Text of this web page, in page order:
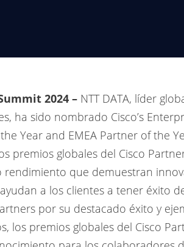
2024 –NTT DATA, líder
ha sido nombrado Cisco’s
Year and EMEA Partner of the
premios globales del Cisco
rendimiento que demuestran
a los clientes a tener éxito
por su destacado éxito y
los premios globales del Cisco